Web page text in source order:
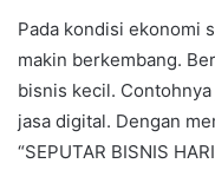
Pada kondisi ekonomi
makin berkembang.
bisnis kecil.
jasa digital. Dengan
“SEPUTAR BISNIS